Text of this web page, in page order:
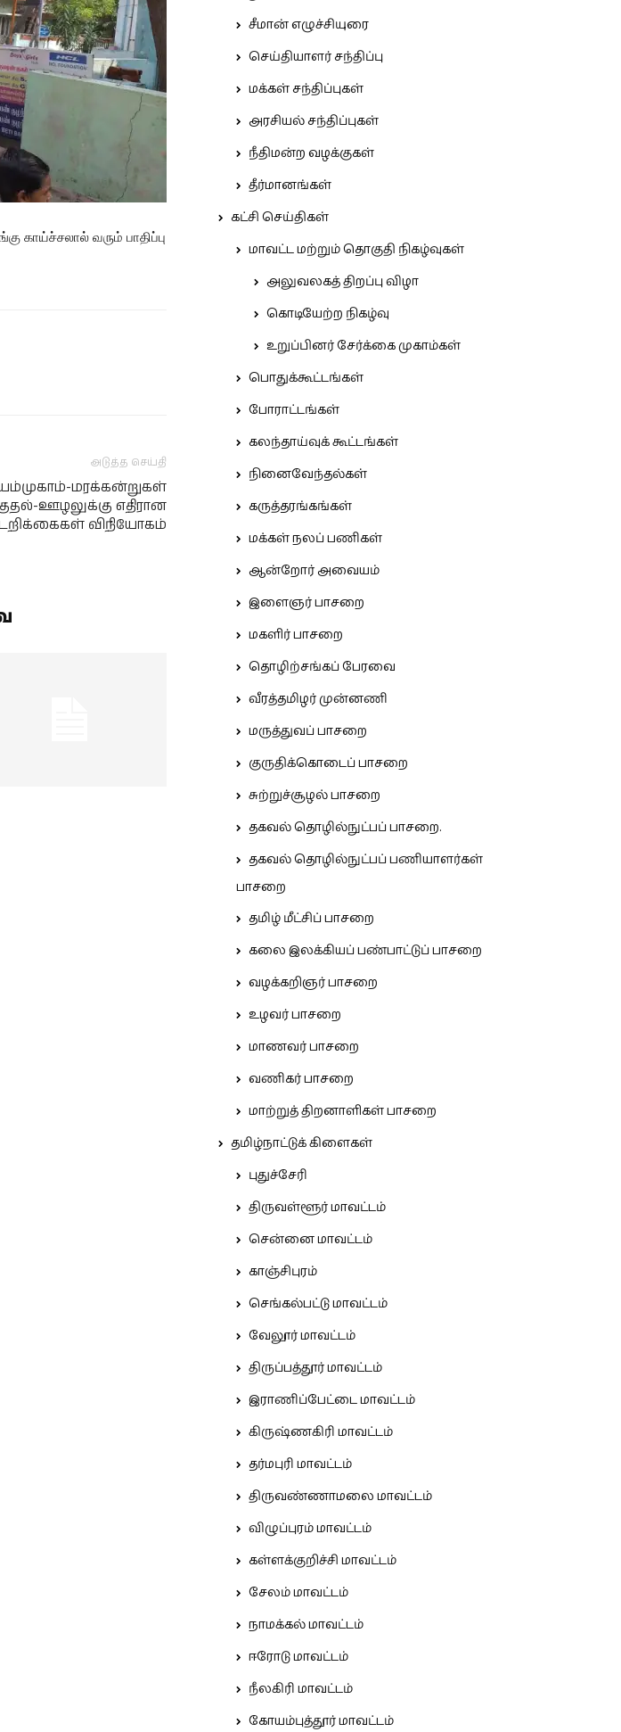
காய்ச்சலால் வரும் பாதிப்பு
அடுத்த செய்தி
மரக்கன்றுகள்
ஊழலுக்கு எதிரான
விநியோகம்
சீமான் எழுச்சியுரை
செய்தியாளர் சந்திப்பு
மக்கள் சந்திப்புகள்
அரசியல் சந்திப்புகள்
நீதிமன்ற வழக்குகள்
தீர்மானங்கள்
கட்சி செய்திகள்
மாவட்ட மற்றும் தொகுதி நிகழ்வுகள்
அலுவலகத் திறப்பு விழா
கொடியேற்ற நிகழ்வு
உறுப்பினர் சேர்க்கை முகாம்கள்
பொதுக்கூட்டங்கள்
போராட்டங்கள்
கலந்தாய்வுக் கூட்டங்கள்
நினைவேந்தல்கள்
கருத்தரங்கங்கள்
மக்கள் நலப் பணிகள்
ஆன்றோர் அவையம்
இளைஞர் பாசறை
மகளிர் பாசறை
தொழிற்சங்கப் பேரவை
வீரத்தமிழர் முன்னணி
மருத்துவப் பாசறை
குருதிக்கொடைப் பாசறை
சுற்றுச்சூழல் பாசறை
தகவல் தொழில்நுட்பப் பாசறை.
தகவல் தொழில்நுட்பப் பணியாளர்கள்
பாசறை
தமிழ் மீட்சிப் பாசறை
கலை இலக்கியப் பண்பாட்டுப் பாசறை
வழக்கறிஞர் பாசறை
உழவர் பாசறை
மாணவர் பாசறை
வணிகர் பாசறை
மாற்றுத் திறனாளிகள் பாசறை
தமிழ்நாட்டுக் கிளைகள்
புதுச்சேரி
திருவள்ளூர் மாவட்டம்
சென்னை மாவட்டம்
காஞ்சிபுரம்
செங்கல்பட்டு மாவட்டம்
வேலூர் மாவட்டம்
திருப்பத்தூர் மாவட்டம்
இராணிப்பேட்டை மாவட்டம்
கிருஷ்ணகிரி மாவட்டம்
தர்மபுரி மாவட்டம்
திருவண்ணாமலை மாவட்டம்
விழுப்புரம் மாவட்டம்
கள்ளக்குறிச்சி மாவட்டம்
சேலம் மாவட்டம்
நாமக்கல் மாவட்டம்
ஈரோடு மாவட்டம்
நீலகிரி மாவட்டம்
கோயம்புத்தூர் மாவட்டம்